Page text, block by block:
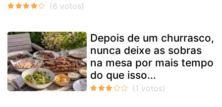
Depois de um churrasco,
nunca deixe as sobras
na mesa por mais tempo
do que isso...